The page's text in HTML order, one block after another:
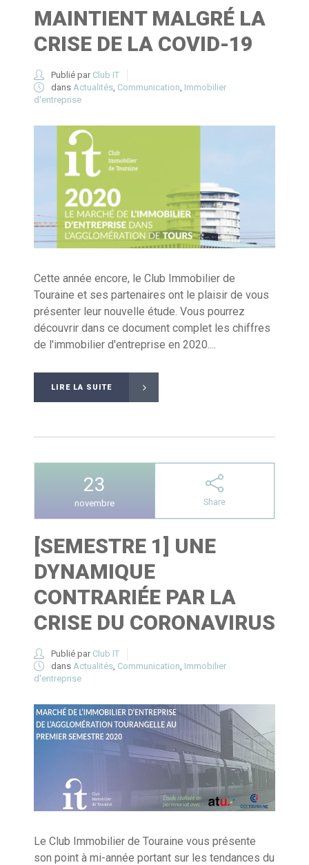
MAINTIENT MALGRÉ LA
CRISE DE LA COVID-19
Publié par Club IT
dans Actualités Communication Immobilier
d'entreprise
Cette année encore, le Club Immobilier de
Touraine et ses partenaires ont le plaisir de vous
présenter leur nouvelle étude. Vous pourrez
découvrir dans ce document complet les chiffres
de l'immobilier d'entreprise en 2020....
LIRE LA SUITE
23
novembre Share
[SEMESTRE 1] UNE
DYNAMIQUE
CONTRARIÉE PAR LA
CRISE DU CORONAVIRUS
Publié par Club IT
dans Actualités, Communication, Immobilier
d'entreprise
Le Club Immobilier de Touraine vous présente
son point à mi-année portant sur les tendances du